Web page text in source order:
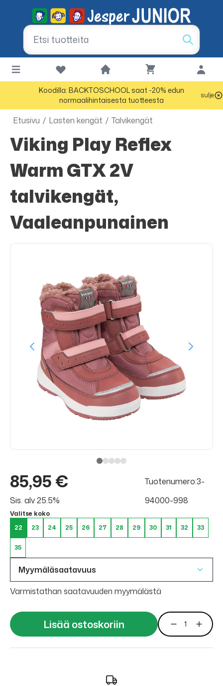
Koodilla: BACKTOSCHOOL saat -20% edun
normaalihintaisesta tuotteesta
sulje
Etusivu / Lasten kengät / Talvikengät
Viking Play Reflex
Warm GTX 2V
talvikengät,
Vaaleanpunainen
85,95 €
Sis. alv 25.5%
Tuotenumero:3-
94000-998
Valitse koko
22
23 24 25 26 27 28 29 30 31 32 33
35
Myymäläsaatavuus
Varmistathan saatavuuden myymälästä
Lisää ostoskoriin